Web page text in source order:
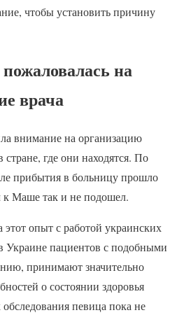
чтобы установить причину
на
врача
внимание на организацию
где они находятся. По
прибытия в больницу прошло
к Маше так и не подошел.
опыт с работой украинских
Украине пациентов с подобными
принимают значительно
о состоянии здоровья
обследования певица пока не